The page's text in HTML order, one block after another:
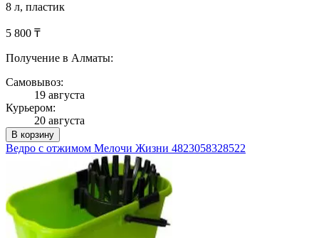
8 л, пластик
5 800 ₸
Получение в Алматы:
Самовывоз:
19 августа
Курьером:
20 августа
В корзину
Ведро с отжимом Мелочи Жизни 4823058328522